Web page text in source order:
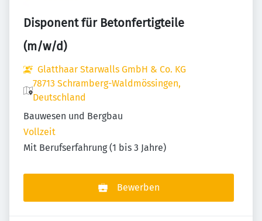
Disponent für Betonfertigteile
(m/w/d)
Glatthaar Starwalls GmbH & Co. KG
78713 Schramberg-Waldmössingen,
Deutschland
Bauwesen und Bergbau
Vollzeit
Mit Berufserfahrung (1 bis 3 Jahre)
Bewerben